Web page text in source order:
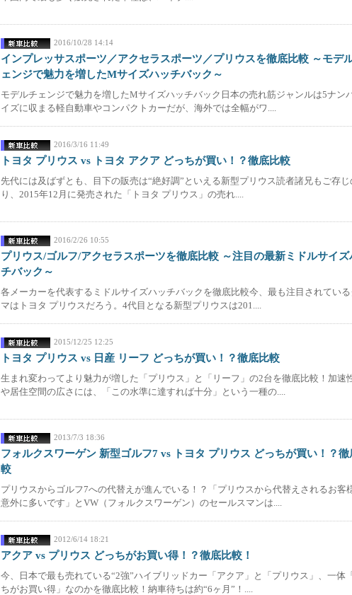
2016/10/28 14:14
インプレッサスポーツ／アクセラスポーツ／プリウスを徹底比較 ～モデ
ェンジで魅力を増したMサイズハッチバック～
モデルチェンジで魅力を増したMサイズハッチバック日本の売れ筋ジャンルは5ナン
イズに収まる軽自動車やコンパクトカーだが、海外では全幅がワ....
2016/3/16 11:49
トヨタ プリウス vs トヨタ アクア どっちが買い！？徹底比較
先代には及ばずとも、目下の販売は“絶好調”といえる新型プリウス読者諸兄もご存じ
り、2015年12月に発売された「トヨタ プリウス」の売れ....
2016/2/26 10:55
プリウス/ゴルフ/アクセラスポーツを徹底比較 ～注目の最新ミドルサイズ
チバック～
各メーカーを代表するミドルサイズハッチバックを徹底比較今、最も注目されてい
マはトヨタ プリウスだろう。4代目となる新型プリウスは201....
2015/12/25 12:25
トヨタ プリウス vs 日産 リーフ どっちが買い！？徹底比較
生まれ変わってより魅力が増した「プリウス」と「リーフ」の2台を徹底比較！加速
や居住空間の広さには、「この水準に達すれば十分」という一種の....
2013/7/3 18:36
フォルクスワーゲン 新型ゴルフ7 vs トヨタ プリウス どっちが買い！？徹
較
プリウスからゴルフ7への代替えが進んでいる！？「プリウスから代替えされるお客
意外に多いです」とVW（フォルクスワーゲン）のセールスマンは....
2012/6/14 18:21
アクア vs プリウス どっちがお買い得！？徹底比較！
今、日本で最も売れている“2強”ハイブリッドカー「アクア」と「プリウス」、一体
ちがお買い得」なのかを徹底比較！納車待ちは約“6ヶ月”！....